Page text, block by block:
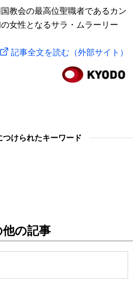
教会の最高位聖職者であるカン
女性となるサラ・ムラーリー
記事全文を読む（外部サイト）
つけられたキーワード
の記事